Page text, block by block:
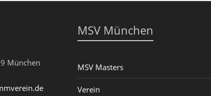
München
MSV München
MSV Masters
Verein